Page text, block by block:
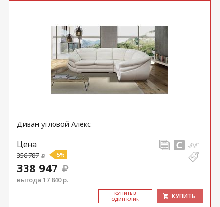
Диван угловой Алекс
Цена
356 787 -5%
338 947
выгода 17 840 р.
КУ­ПИТЬ В
ОДИН КЛИК
КУПИТЬ